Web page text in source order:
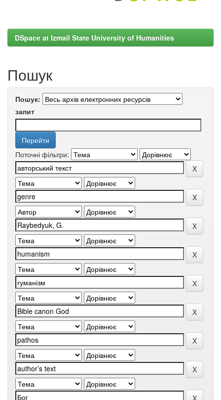
DSpace at Izmail State University of Humanities
Пошук
Пошук:
запит
Поточні фільтри: